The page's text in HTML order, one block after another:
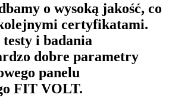
o wysoką jakość, co
certyfikatami.
testy i badania
dobre parametry
panelu
FIT VOLT.